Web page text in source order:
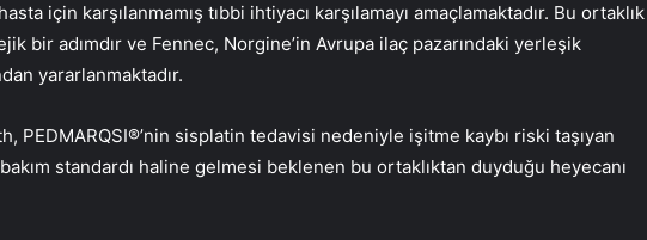
için karşılanmamış tıbbi ihtiyacı karşılamayı amaçlamaktadır. Bu ortaklık
bir adımdır ve Fennec, Norgine’in Avrupa ilaç pazarındaki yerleşik
yararlanmaktadır.
PEDMARQSI®’nin sisplatin tedavisi nedeniyle işitme kaybı riski taşıyan
standardı haline gelmesi beklenen bu ortaklıktan duyduğu heyecanı